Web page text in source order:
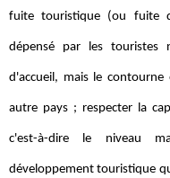
fuite touristique (ou fuite
dépensé par les touristes
d'accueil, mais le
autre pays ; respecter la
c'est-à-dire le niveau
développement touristique